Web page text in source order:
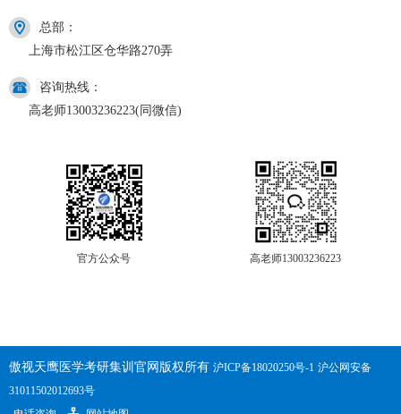
总部：
上海市松江区仓华路270弄
咨询热线：
高老师13003236223(同微信)
官方公众号 高老师13003236223
傲视天鹰医学考研集训官网版权所有 沪ICP备18020250号-1 沪公网安备
31011502012693号